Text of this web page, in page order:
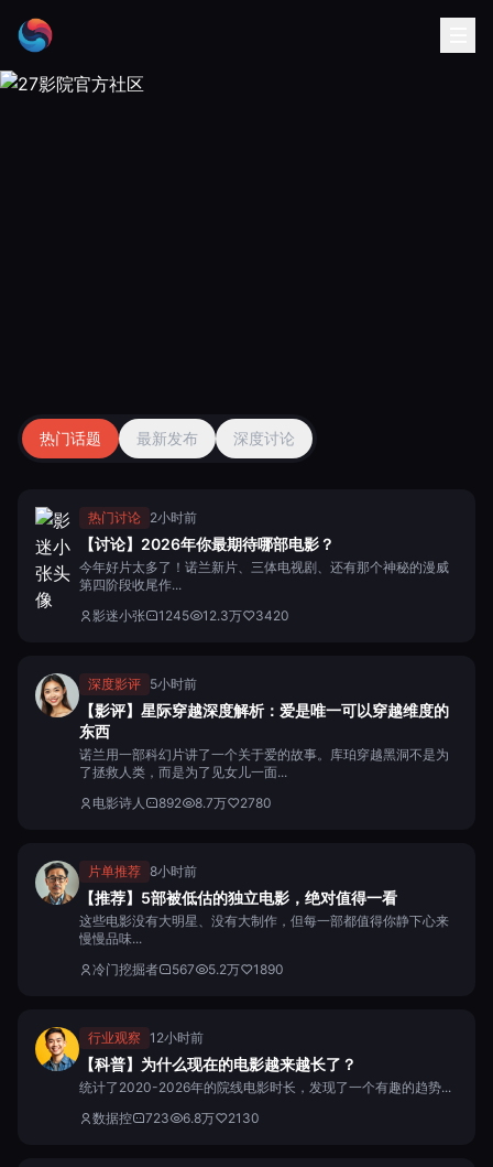
与百万影迷一起畅聊影视世界，分享你的观影心得与独到见解
热门话题 最新发布 深度讨论
热门讨论 2小时前
【讨论】2026年你最期待哪部电影？
今年好片太多了！诺兰新片、三体电视剧、还有那个神秘的漫威
第四阶段收尾作...
影迷小张
1245 12.3万 3420
深度影评 5小时前
【影评】星际穿越深度解析：爱是唯一可以穿越维度的
东西
诺兰用一部科幻片讲了一个关于爱的故事。库珀穿越黑洞不是为
了拯救人类，而是为了见女儿一面...
电影诗人
892 8.7万 2780
片单推荐 8小时前
【推荐】5部被低估的独立电影，绝对值得一看
这些电影没有大明星、没有大制作，但每一部都值得你静下心来
慢慢品味...
冷门挖掘者
567 5.2万 1890
行业观察 12小时前
【科普】为什么现在的电影越来越长了？
统计了2020-2026年的院线电影时长，发现了一个有趣的趋势...
数据控
723 6.8万 2130